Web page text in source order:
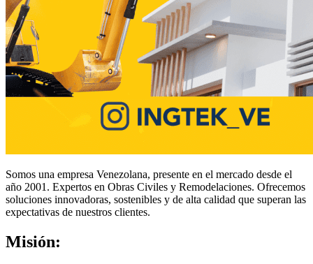
Somos una empresa Venezolana, presente en el mercado desde el
año 2001. Expertos en Obras Civiles y Remodelaciones. Ofrecemos
soluciones innovadoras, sostenibles y de alta calidad que superan las
expectativas de nuestros clientes.
Misión: